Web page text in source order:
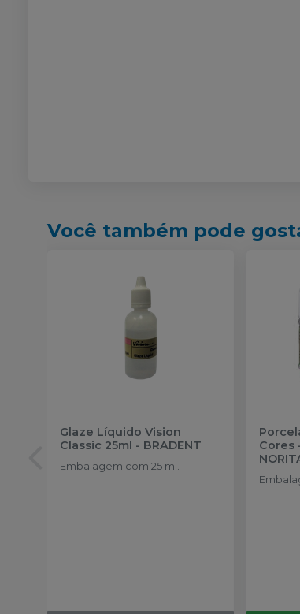
Você também pode
Glaze Líquido Vision
Classic 25ml - BRADENT
Embalagem com 25 ml.
Cores